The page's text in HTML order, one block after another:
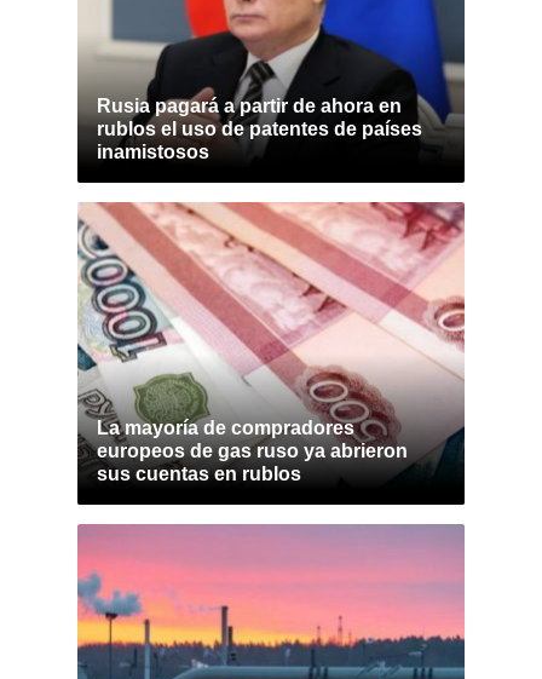
Rusia pagará a partir de ahora en
rublos el uso de patentes de países
inamistosos
La mayoría de compradores
europeos de gas ruso ya abrieron
sus cuentas en rublos